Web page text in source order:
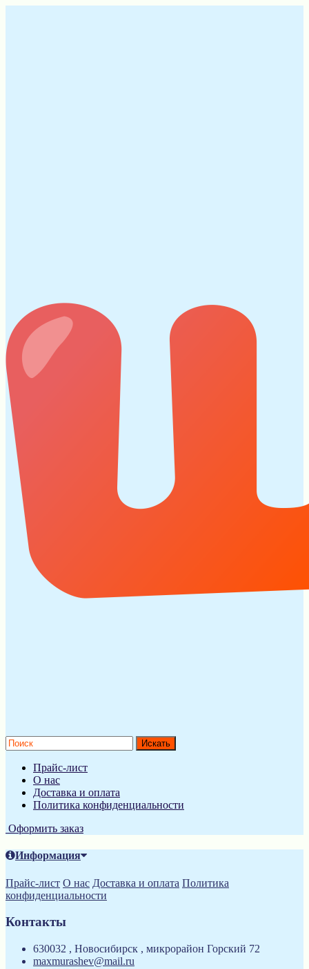
Прайс-лист
О нас
Доставка и оплата
Политика конфиденциальности
Оформить заказ
Информация
Прайс-лист О нас Доставка и оплата Политика
конфиденциальности
Контакты
630032 , Новосибирск , микрорайон Горский 72
maxmurashev@mail.ru